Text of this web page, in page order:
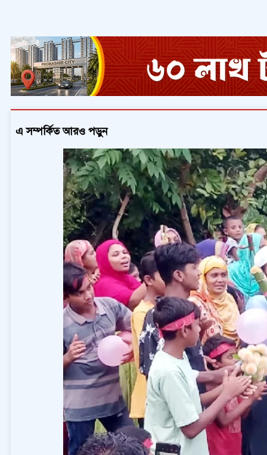
এ সম্পর্কিত আরও পড়ুন